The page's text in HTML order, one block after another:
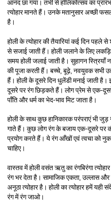
आनंद छा गया। तभी से होलिकोत्सव का
त्योहार मानते हैं। उनके मतानुसार अच्छी
है।
होली के त्योहार की तैयारियां कई दिन पहले
से सजाई जाती हैं। होली जलाने के लिए
समय होली जलाई जाती है। सुहागन
की पूजा करती हैं। बच्चे, बूढ़े, नवयुवक सभी
हैं। होली के दूसरे दिन धुलेंडी मनाई जाती
दूसरे पर रंग छिड़कते हैं। लोग प्रेम से एक-
पाँति और धर्म का भेद-भाव मिट जाता है।
होली के साथ कुछ हानिकारक परंपराएं भी
गाते हैं। कुछ लोग रंग के बजाय एक-दूसरे पर
प्रयोग करते हैं। ये रंग आँखों एवं त्वचा को
चाहिए।
वास्तव में होली वसंत ऋतु का रंगबिरंगा
रंग भर देता है। सामाजिक एकता, उल्लास
अनूठा त्योहार है। होली का त्योहार हमें
रंग में रंग जाओ।